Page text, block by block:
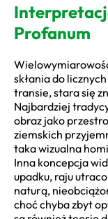
Profanum
skłania do
transie, stara się
Najbardziej
obraz jako
ziemskich
taka wizualna
Inna koncepcja
upadku, raju
naturą,
choć chyba zbyt